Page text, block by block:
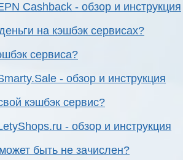
Cashback - обзор и инструкция
на кэшбэк сервисах?
сервиса?
- обзор и инструкция
кэшбэк сервис?
- обзор и инструкция
быть не зачислен?